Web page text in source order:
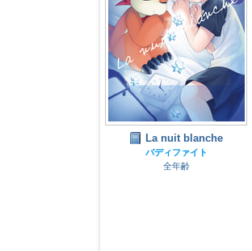
La nuit blanche
バディファイト
全年齢